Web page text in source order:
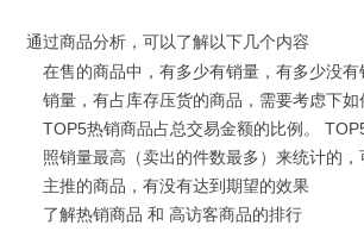
通过商品分析，可以了解以下几个内容
在售的商品中，有多少有销量，有多少没
销量，有占库存压货的商品，需要考虑下如
TOP5热销商品占总交易金额的比例。
照销量最高（卖出的件数最多）来统计的
主推的商品，有没有达到期望的效果
了解热销商品 和 高访客商品的排行